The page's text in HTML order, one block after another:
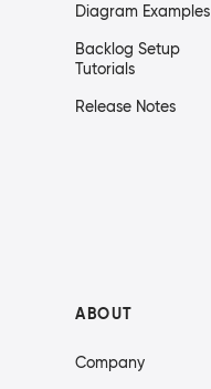
Diagram Examples
Backlog Setup
Tutorials
Release Notes
ABOUT
Company